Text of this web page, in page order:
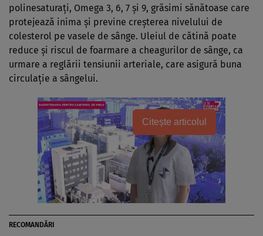
polinesaturaţi, Omega 3, 6, 7 şi 9, grăsimi sănătoase care
protejează inima şi previne creşterea nivelului de
colesterol pe vasele de sânge. Uleiul de cătină poate
reduce şi riscul de foarmare a cheagurilor de sânge, ca
urmare a reglării tensiunii arteriale, care asigură buna
circulaţie a sângelui.
Citește articolul
RECOMANDĂRI